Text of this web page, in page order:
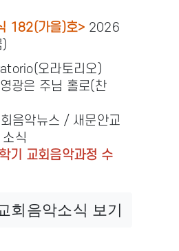
182(가을)호> 2026
오라토리오)
광은 주님 홀로(찬
음악뉴스 / 새문안교
식
기 교회음악과정 수
회음악소식 보기